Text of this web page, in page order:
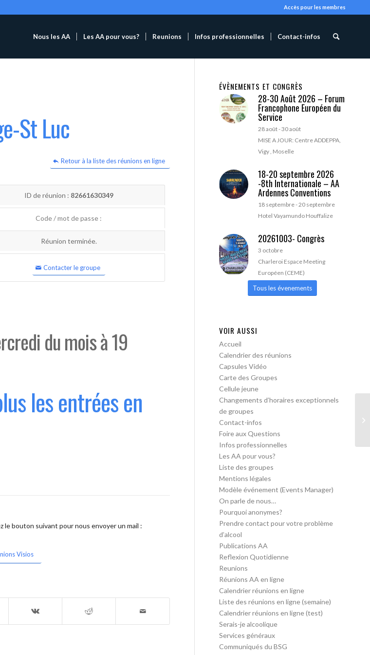
Accès pour les membres
Nous les AA Les AA pour vous? Reunions Infos professionnelles Contact-infos
St Luc
Retour à la liste des réunions en ligne
ID de réunion : 82661630349
Code / mot de passe :
Réunion terminée.
Contacter le groupe
du mois à 19
les entrées en
bouton suivant pour nous envoyer un mail :
Visios
ÉVÈNEMENTS ET CONGRÈS
28-30 Août 2026 – Forum
Francophone Européen du
Service
28 août-30 août
MISE A JOUR: Centre ADDEPPA,
Vigy , Moselle
18-20 septembre 2026
-8th Internationale – AA
Ardennes Conventions
18 septembre-20 septembre
Hotel Vayamundo Houffalize
20261003- Congrès
3 octobre
Charleroi Espace Meeting
Européen (CEME)
Tous les évenements
VOIR AUSSI
Accueil
Calendrier des réunions
Capsules Vidéo
Carte des Groupes
Cellule jeune
Changements d’horaires exceptionnels
de groupes
Contact-infos
Foire aux Questions
Infos professionnelles
Les AA pour vous?
Liste des groupes
Mentions légales
Modèle événement (Events Manager)
On parle de nous…
Pourquoi anonymes?
Prendre contact pour votre problème
d’alcool
Publications AA
Reflexion Quotidienne
Reunions
Réunions AA en ligne
Calendrier réunions en ligne
Liste des réunions en ligne (semaine)
Calendrier réunions en ligne (test)
Serais-je alcoolique
Services généraux
Communiqués du BSG